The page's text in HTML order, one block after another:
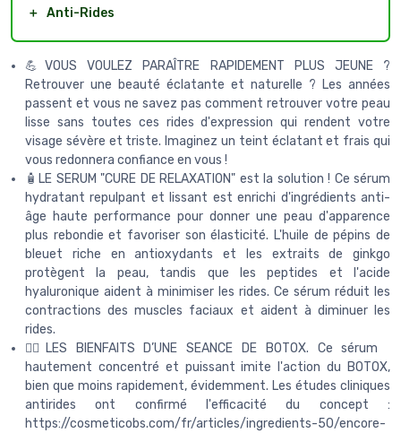
＋ Anti-Rides
💪VOUS VOULEZ PARAÎTRE RAPIDEMENT PLUS JEUNE ?
Retrouver une beauté éclatante et naturelle ? Les années
passent et vous ne savez pas comment retrouver votre peau
lisse sans toutes ces rides d'expression qui rendent votre
visage sévère et triste. Imaginez un teint éclatant et frais qui
vous redonnera confiance en vous !
🧴LE SERUM "CURE DE RELAXATION" est la solution ! Ce sérum
hydratant repulpant et lissant est enrichi d'ingrédients anti-
âge haute performance pour donner une peau d'apparence
plus rebondie et favoriser son élasticité. L'huile de pépins de
bleuet riche en antioxydants et les extraits de ginkgo
protègent la peau, tandis que les peptides et l'acide
hyaluronique aident à minimiser les rides. Ce sérum réduit les
contractions des muscles faciaux et aident à diminuer les
rides.
👩‍⚕️LES BIENFAITS D’UNE SEANCE DE BOTOX. Ce sérum
hautement concentré et puissant imite l'action du BOTOX,
bien que moins rapidement, évidemment. Les études cliniques
antirides ont confirmé l'efficacité du concept :
https://cosmeticobs.com/fr/articles/ingredients-50/encore-